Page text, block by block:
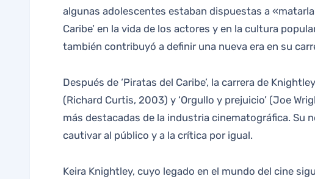
algunas adolescentes estaban dispuestas a
Caribe’ en la vida de los actores y en la cultura
también contribuyó a definir una nueva era en su
Después de ‘Piratas del Caribe’, la carrera de
(Richard Curtis, 2003) y ‘Orgullo y prejuicio’ (Joe
más destacadas de la industria cinematográfica. Su
cautivar al público y a la crítica por igual.
Keira Knightley, cuyo legado en el mundo del cine